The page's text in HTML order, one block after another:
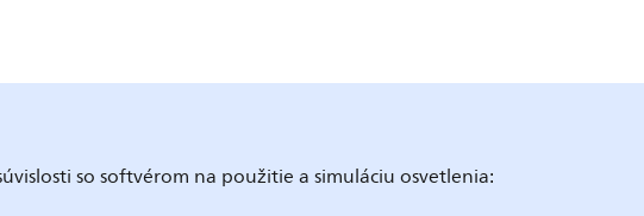
so softvérom na použitie a simuláciu osvetlenia: